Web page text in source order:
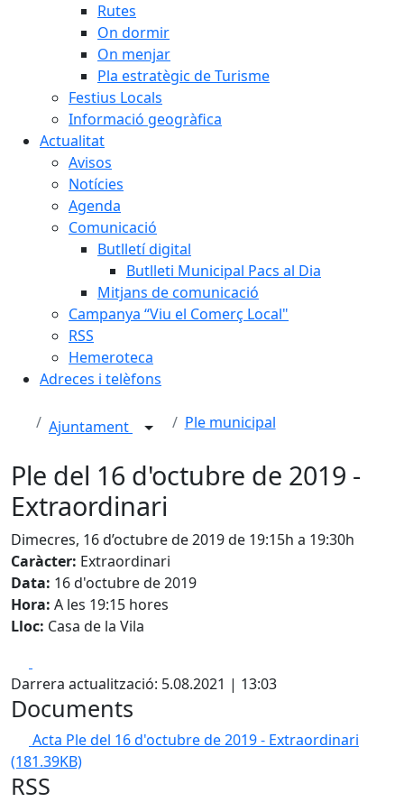
Rutes
On dormir
On menjar
Pla estratègic de Turisme
Festius Locals
Informació geogràfica
Actualitat
Avisos
Notícies
Agenda
Comunicació
Butlletí digital
Butlleti Municipal Pacs al Dia
Mitjans de comunicació
Campanya “Viu el Comerç Local"
RSS
Hemeroteca
Adreces i telèfons
Ajuntament Ple municipal
Ple del 16 d'octubre de 2019 -
Extraordinari
Dimecres, 16 d’octubre de 2019 de 19:15h a 19:30h
Caràcter: Extraordinari
Data: 16 d'octubre de 2019
Hora: A les 19:15 hores
Lloc: Casa de la Vila
Darrera actualització: 5.08.2021 | 13:03
Documents
Acta Ple del 16 d'octubre de 2019 - Extraordinari
(181.39KB)
RSS